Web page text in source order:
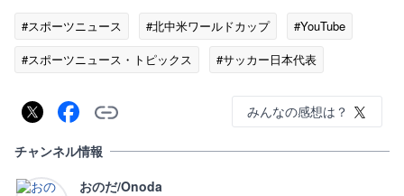
#スポーツニュース #北中米ワールドカップ
#YouTube
#スポーツニュース・トピックス
#サッカー日本代表
みんなの感想は？
チャンネル情報
おのだ/Onoda